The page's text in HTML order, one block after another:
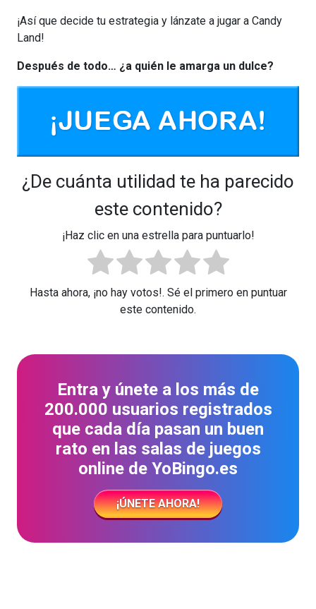
¡Así que decide tu estrategia y lánzate a jugar a Candy
Land!
Después de todo… ¿a quién le amarga un dulce?
¿De cuánta utilidad te ha parecido
este contenido?
¡Haz clic en una estrella para puntuarlo!
Hasta ahora, ¡no hay votos!. Sé el primero en puntuar
este contenido.
Entra y únete a los más de
200.000 usuarios registrados
que cada día pasan un buen
rato en las salas de juegos
online de YoBingo.es
¡ÚNETE AHORA!